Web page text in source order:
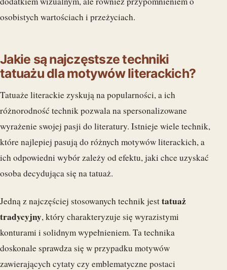
osobistych wartościach i przeżyciach.
Jakie są najczęstsze techniki
tatuażu dla motywów literackich?
Tatuaże literackie zyskują na popularności, a ich
różnorodność technik pozwala na spersonalizowane
wyrażenie swojej pasji do literatury. Istnieje wiele technik,
które najlepiej pasują do różnych motywów literackich, a
ich odpowiedni wybór zależy od efektu, jaki chce uzyskać
osoba decydująca się na tatuaż.
Jedną z najczęściej stosowanych technik jesttatuaż
tradycyjny, który charakteryzuje się wyrazistymi
konturami i solidnym wypełnieniem. Ta technika
doskonale sprawdza się w przypadku motywów
zawierających cytaty czy emblematyczne postaci